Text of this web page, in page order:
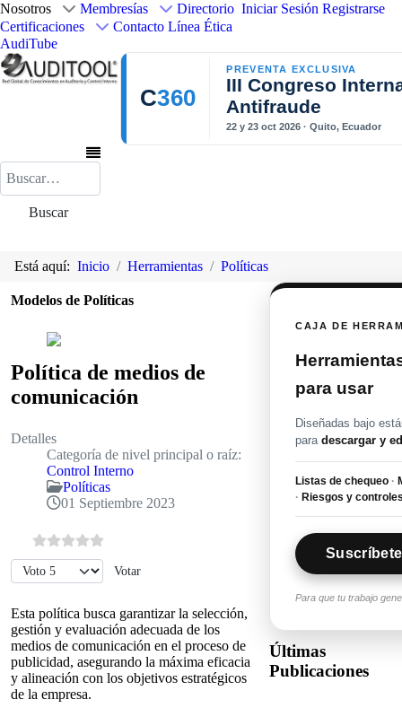
Nosotros Membresías
Directorio
Certificaciones
Contacto Línea Ética
AudiTube
Iniciar Sesión Registrarse
C360
PREVENTA EXCLUSIVA
III Congreso
Antifraude
22 y 23 oct 2026 · Quito, Ecuador
Buscar
Buscar
Está aquí: Inicio Herramientas Políticas
Modelos de Políticas
Política de medios de
comunicación
Detalles
Categoría de nivel principal o raíz:
Control Interno
Políticas
01 Septiembre 2023
Por favor, vote
Esta política busca garantizar la selección,
gestión y evaluación adecuada de los
medios de comunicación en el proceso de
publicidad, asegurando la máxima eficacia
y alineación con los objetivos estratégicos
de la empresa.
CAJA DE
para usar
Diseñadas bajo
paradescargar y
Listas de chequeo ·
· Riesgos y
Para que tu trabajo
Últimas
Publicaciones